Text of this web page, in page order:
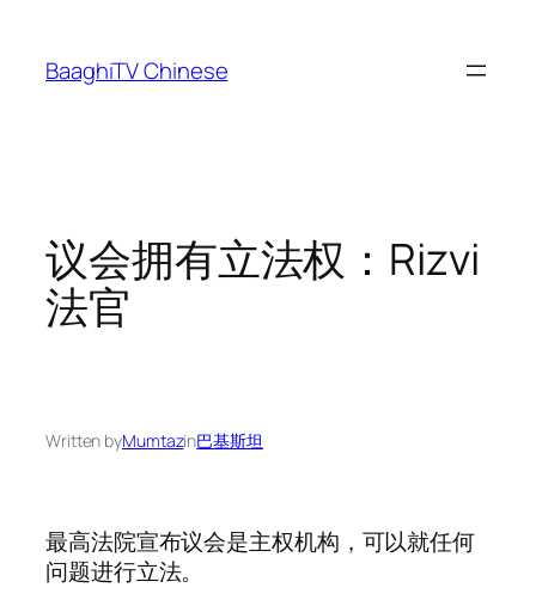
content
BaaghiTV Chinese
议会拥有立法权：Rizvi
法官
Written byMumtazin巴基斯坦
最高法院宣布议会是主权机构，可以就任何
问题进行立法。